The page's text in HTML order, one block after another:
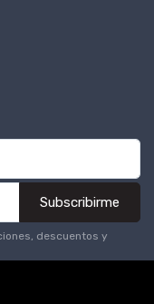
Subscribirme
descuentos y